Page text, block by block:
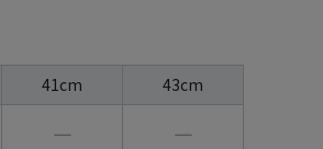
41cm 43cm
― ―